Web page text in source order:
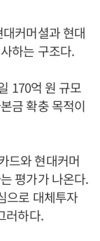
커머셜과 현대
하는 구조다.
170억 원 규모
금 확충 목적이
드와 현대커머
평가가 나온다.
으로 대체투자
러하다.